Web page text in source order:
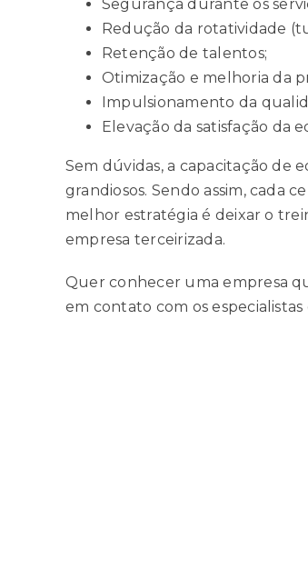
Segurança durante os
Redução da rotatividade
Retenção de talentos;
Otimização e melhoria da
Impulsionamento da
Elevação da satisfação da
Sem dúvidas, a capacitação de
grandiosos. Sendo assim, cada
melhor estratégia é deixar o
empresa terceirizada.
Quer conhecer uma empresa
em contato com os